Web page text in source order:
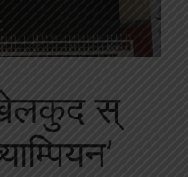
खेलकुद स्